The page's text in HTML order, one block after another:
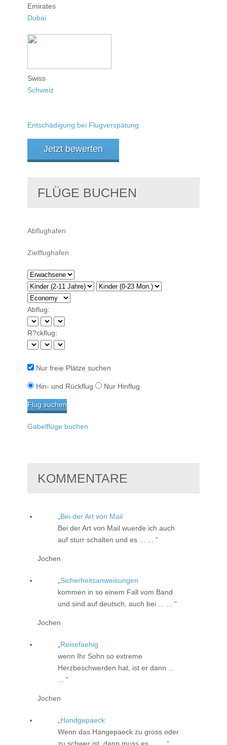
Emirates
Dubai
Swiss
Schweiz
Entschädigung bei Flugverspätung
Jetzt bewerten
FLÜGE BUCHEN
Abflug:
R?ckflug:
Nur freie Plätze suchen
Hin- und Rückflug Nur Hinflug
Gabelflüge buchen
KOMMENTARE
Bei der Art von Mail
Bei der Art von Mail wuerde ich auch
auf sturr schalten und es ... ...
Jochen
Sicherheitsanweisungen
kommen in so einem Fall vom Band
und sind auf deutsch, auch bei ... ...
Jochen
Reisefaehig
wenn Ihr Sohn so extreme
Herzbeschwerden hat, ist er dann ...
Jochen
Handgepaeck
Wenn das Hangepaeck zu gross oder